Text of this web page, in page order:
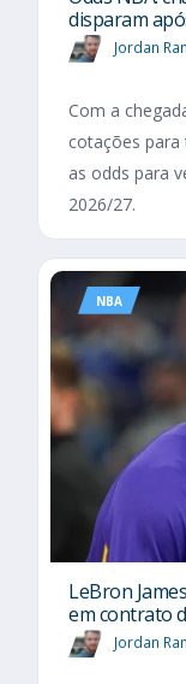
disparam
Jordan
Com a
cotações para
as odds para
2026/27.
NBA
LeBron
em contrato
Jordan